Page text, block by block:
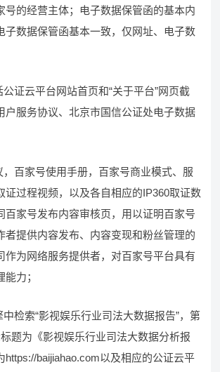
号的经营主体；电子数据保管函的基本内
子数据保管函基本一致，仅网址、电子数
证云平台网站首页和“关于平台”网页截
户服务协议、北京市国信公证处电子数据
，百家号使用手册，百家号商业模式、服
证过程视频，以及各自相应的IP360取证数
百家号发布内容审核页，用以证明百家号
者提供内容发布、内容变现和粉丝管理的
作为网络服务提供者，对百家号平台具有
力；
检索“影视娱乐行业司法大数据报告”，第
题为《影视娱乐行业司法大数据分析报
https://baijiahao.com以及相应的公证云平